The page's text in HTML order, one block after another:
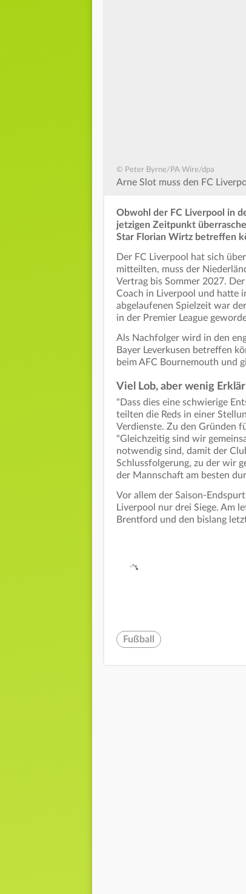
© Peter Byrne/PA Wire/dpa
Arne Slot muss den FC
Obwohl der FC Liverpool in
jetzigen Zeitpunkt
Star Florian Wirtz betreffen
Der FC Liverpool hat sich
mitteilten, muss der
Vertrag bis Sommer 2027.
Coach in Liverpool und hatte
abgelaufenen Spielzeit war
in der Premier League
Als Nachfolger wird in den
Bayer Leverkusen betreffen
beim AFC Bournemouth und
Viel Lob, aber wenig
"Dass dies eine schwierige
teilten die Reds in einer
Verdienste. Zu den Gründen
"Gleichzeitig sind wir
notwendig sind, damit der
Schlussfolgerung, zu der wir
der Mannschaft am besten
Vor allem der Saison-
Liverpool nur drei Siege. Am
Brentford und den bislang
Fußball